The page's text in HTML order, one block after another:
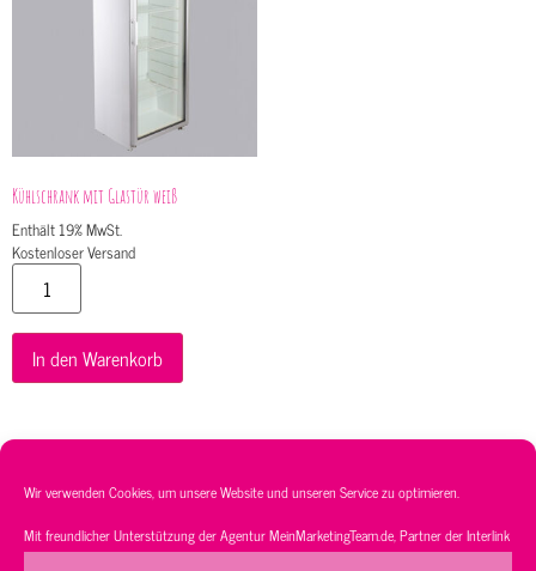
Wir verwenden Cookies, um unsere Website und unseren Service zu optimieren.
Mit freundlicher Unterstützung der AgenturMeinMarketingTeam.de, Partner derInterlink
Kühlschrank mit Glastür weiß
Enthält 19% MwSt.
Kostenloser Versand
In den Warenkorb
Service Sortiment Kontakt
AGB’s